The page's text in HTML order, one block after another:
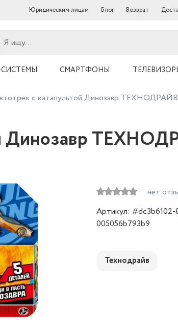
Юридическим лицам Блог Возврат
СМАРТФОНЫ
с катапультой Динозавр ТЕХНОДРАЙВ
Динозавр
нет
Артикул: #dc3b6102-
005056b793b9
Технодрайв